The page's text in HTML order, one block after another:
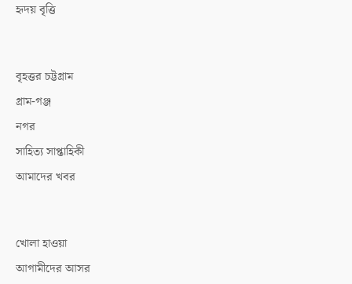
হৃদয় বৃত্তি
বৃহত্তর চট্টগ্রাম
গ্রাম-গঞ্জ
নগর
সাহিত্য সাপ্তাহিকী
আমাদের খবর
খোলা হাওয়া
আগামীদের আসর